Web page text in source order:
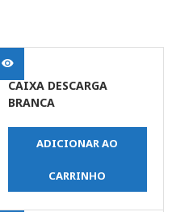
CAIXA DESCARGA
BRANCA
ADICIONAR AO
CARRINHO